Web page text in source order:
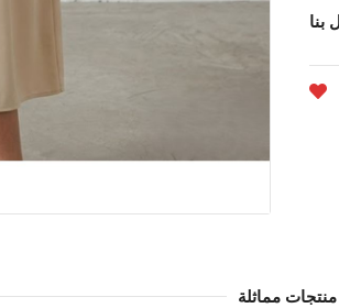
بنا
منتجات مماثلة